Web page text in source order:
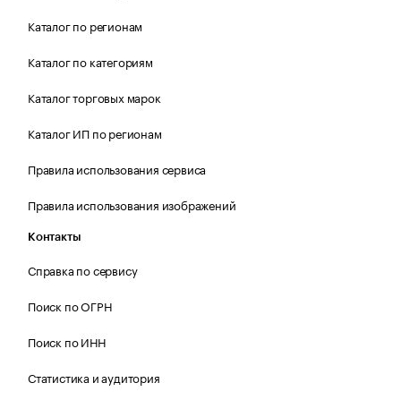
Каталог по регионам
Каталог по категориям
Каталог торговых марок
Каталог ИП по регионам
Правила использования сервиса
Правила использования изображений
Контакты
Справка по сервису
Поиск по ОГРН
Поиск по ИНН
Статистика и аудитория